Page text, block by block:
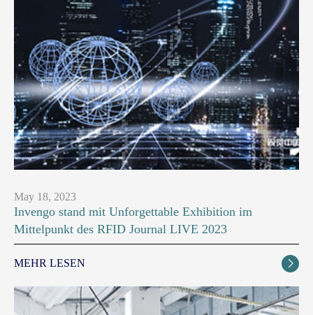
May 18, 2023
Invengo stand mit Unforgettable Exhibition im
Mittelpunkt des RFID Journal LIVE 2023
MEHR LESEN 